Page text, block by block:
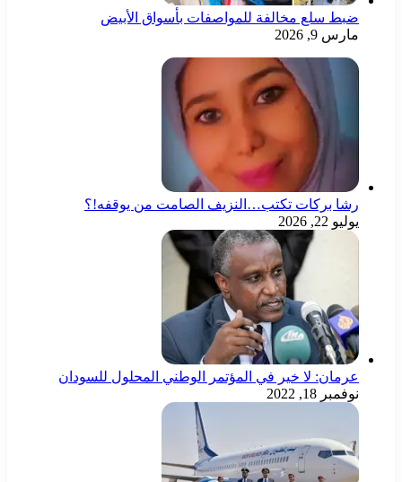
ضبط سلع مخالفة للمواصفات بأسواق الأبيض
مارس 9, 2026
رشا بركات تكتب…النزيف الصامت من يوقفه!؟
يوليو 22, 2026
عرمان: لا خير في المؤتمر الوطني المحلول للسودان
نوفمبر 18, 2022